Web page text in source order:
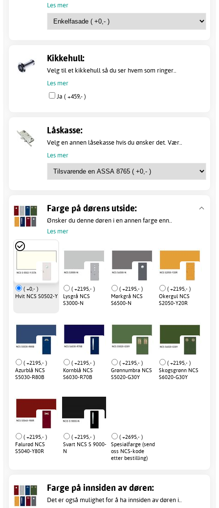
Les mer
Kikkehull:
Velg til et kikkehull så du ser hvem som ringer..
Les mer
Ja ( +459,- )
Låskasse:
Velg en annen låsekasse hvis du ønsker det. Vær..
Les mer
Farge på dørens utside:
Ønsker du denne døren i en annen farge enn..
Les mer
( +0,- )
Hvit NCS S0502-Y
( +2195,- )
Lysgrå NCS
S3000-N
( +2195,- )
Mørkgrå NCS
S6500-N
( +2195,- )
Okergul NCS
S2050-Y20R
( +2195,- )
Azurblå NCS
S5030-R80B
( +2195,- )
Kornblå NCS
S6030-R70B
( +2195,- )
Grønnumbra NCS
S5020-G30Y
( +2195,- )
Skogsgrønn NCS
S6020-G30Y
( +2195,- )
Falurød NCS
S5040-Y80R
( +2195,- )
Svart NCS S 9000-
N
( +2695,- )
Spesialfarge (send
oss NCS-kode
etter bestilling)
Farge på innsiden av døren:
Det er også mulighet for å ha innsiden av døren i..